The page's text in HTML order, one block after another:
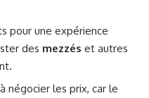
pour une expérience
des mezzés et autres
négocier les prix, car le